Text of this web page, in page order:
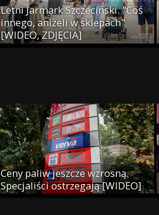
Letni Jarmark Szczeciński. "Coś
innego, aniżeli w sklepach"
[WIDEO, ZDJĘCIA]
Ceny paliw jeszcze wzrosną.
Specjaliści ostrzegają [WIDEO]